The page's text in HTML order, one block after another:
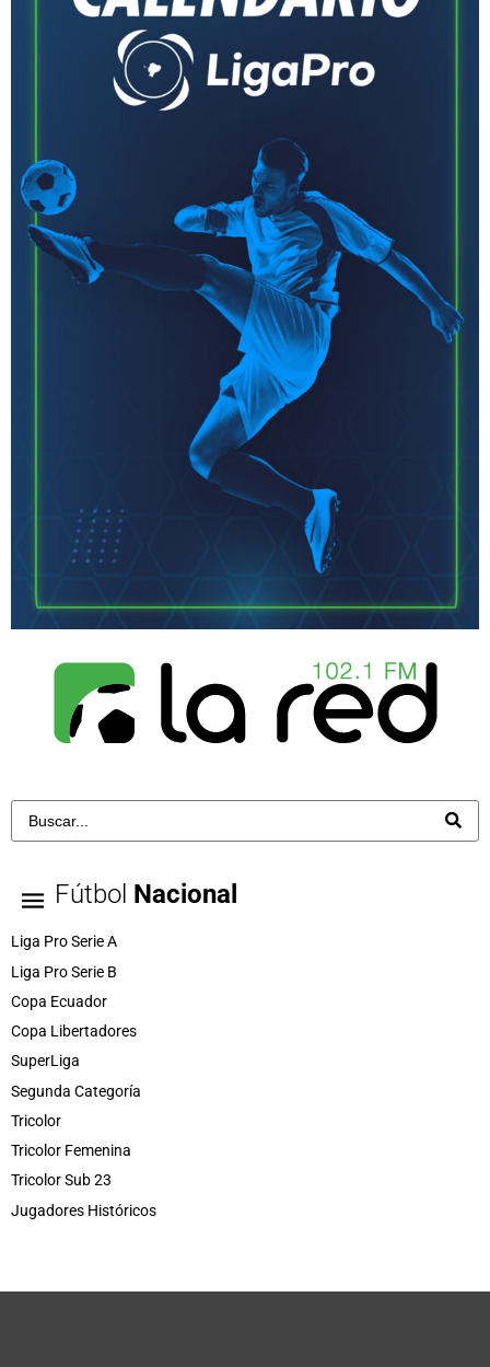
Fútbol Nacional
Liga Pro Serie A
Liga Pro Serie B
Copa Ecuador
Copa Libertadores
SuperLiga
Segunda Categoría
Tricolor
Tricolor Femenina
Tricolor Sub 23
Jugadores Históricos